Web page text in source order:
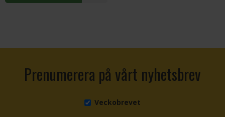
Prenumerera på vårt nyhetsbrev
Veckobrevet